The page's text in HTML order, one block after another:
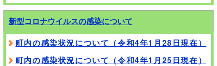
新型コロナウイルスの感染について
町内の感染状況について（令和4年1月28日現在）
町内の感染状況について（令和4年1月25日現在）